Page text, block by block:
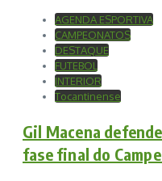
AGENDA ESPORTIVA
CAMPEONATOS
DESTAQUE
FUTEBOL
INTERIOR
Tocantinense
Gil Macena
fase final do